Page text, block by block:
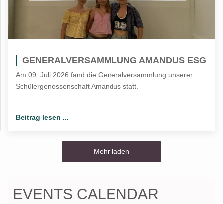
GENERALVERSAMMLUNG AMANDUS ESG
Am 09. Juli 2026 fand die Generalversammlung unserer
Schülergenossenschaft Amandus statt.
Beitrag lesen ...
Mehr laden
EVENTS CALENDAR